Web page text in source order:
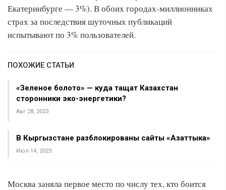
Екатеринбурге — 3%). В обоих городах-миллионниках
страх за последствия шуточных публикаций
испытывают по 3% пользователей.
ПОХОЖИЕ СТАТЬИ
«Зеленое болото» — куда тащат Казахстан
сторонники эко-энергетики?
Авг 28, 2023
В Кыргызстане разблокированы сайты «Азаттыка»
Июл 14, 2023
Москва заняла первое место по числу тех, кто боится